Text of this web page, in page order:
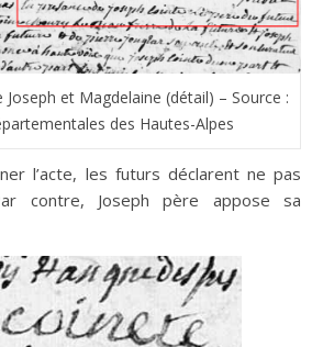
et Magdelaine (détail) – Source :
des Hautes-Alpes
l’acte, les futurs déclarent ne pas
contre, Joseph père appose sa